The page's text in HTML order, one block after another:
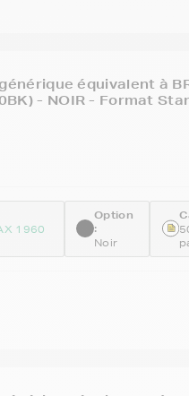
équivalent à
- NOIR - Format
1960
Option
:
Noir